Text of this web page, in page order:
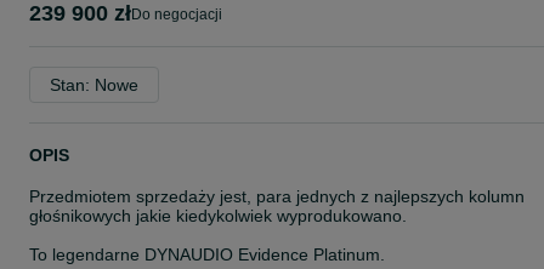
239 900 zł do negocjacji
Stan: Nowe
OPIS
Przedmiotem sprzedaży jest, para jednych z najlepszych kolumn
głośnikowych jakie kiedykolwiek wyprodukowano.
To legendarne DYNAUDIO Evidence Platinum.